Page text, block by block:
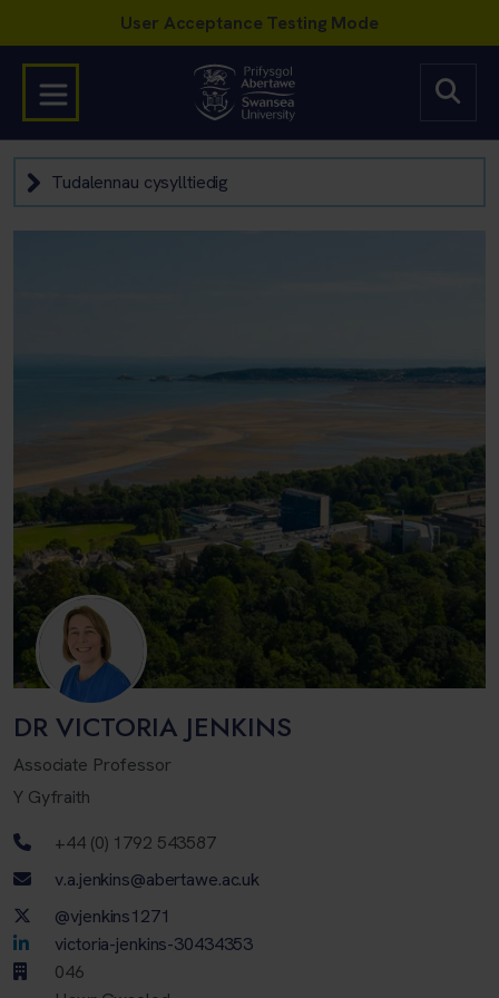
Tudalennau cysylltiedig
DR VICTORIA JENKINS
Associate Professor
Y Gyfraith
Rhif ffôn+44 (0) 1792 543587
Cyfeiriad ebost
v.a.jenkins@abertawe.ac.uk
Twitter Account
@vjenkins1271
LinkedIn Account
victoria-jenkins-30434353
046